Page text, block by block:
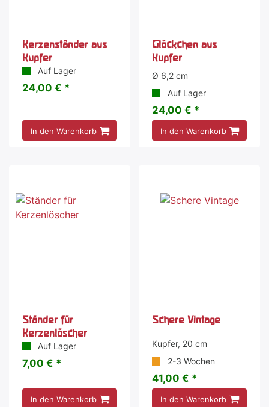
Kerzenständer aus
Kupfer
Auf Lager
24,00 € *
In den Warenkorb
Glöckchen aus
Kupfer
Ø 6,2 cm
Auf Lager
24,00 € *
In den Warenkorb
Ständer für
Kerzenlöscher
Auf Lager
7,00 € *
In den Warenkorb
Schere Vintage
Kupfer, 20 cm
2-3 Wochen
41,00 € *
In den Warenkorb